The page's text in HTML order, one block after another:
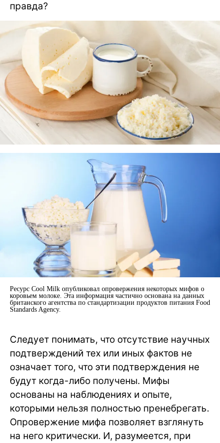
правда?
Ресурс Cool Milk опубликовал опровержения некоторых мифов о
коровьем молоке. Эта информация частично основана на данных
британского агентства по стандартизации продуктов питания Food
Standards Agency.
Следует понимать, что отсутствие научных
подтверждений тех или иных фактов не
означает того, что эти подтверждения не
будут когда-либо получены. Мифы
основаны на наблюдениях и опыте,
которыми нельзя полностью пренебрегать.
Опровержение мифа позволяет взглянуть
на него критически. И, разумеется, при